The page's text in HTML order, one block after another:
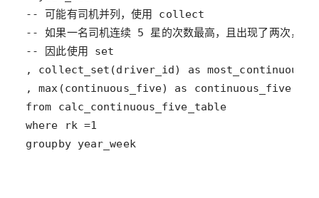
groupby year_week